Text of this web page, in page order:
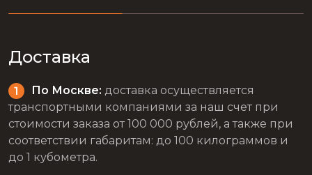
Доставка
По Москве: доставка осуществляется
транспортными компаниями за наш счет при
стоимости заказа от 100 000 рублей, а также при
соответствии габаритам: до 100 килограммов и
до 1 кубометра.